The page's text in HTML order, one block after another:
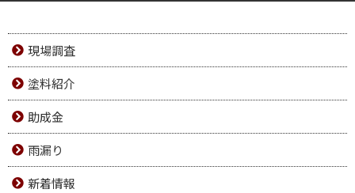
現場調査
塗料紹介
助成金
雨漏り
新着情報